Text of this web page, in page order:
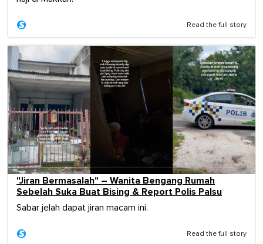
Read the full story
"Jiran Bermasalah" – Wanita Bengang Rumah
Sebelah Suka Buat Bising & Report Polis Palsu
Sabar jelah dapat jiran macam ini.
Read the full story